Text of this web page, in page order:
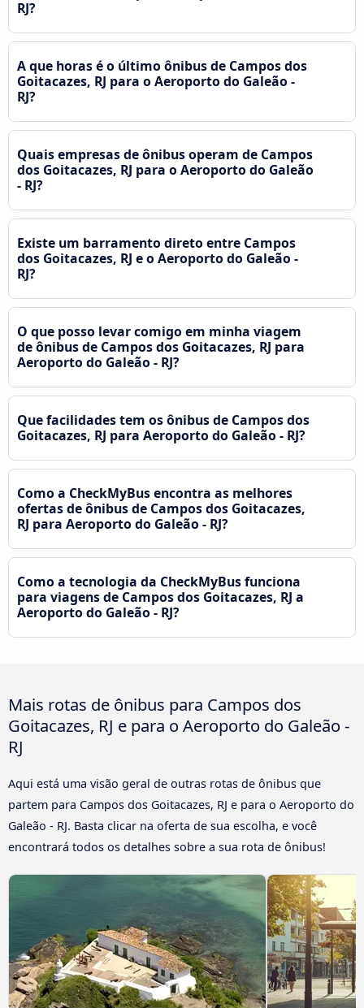
RJ?
A que horas é o último ônibus de Campos dos
Goitacazes, RJ para o Aeroporto do Galeão -
RJ?
Quais empresas de ônibus operam de Campos
dos Goitacazes, RJ para o Aeroporto do Galeão
- RJ?
Existe um barramento direto entre Campos
dos Goitacazes, RJ e o Aeroporto do Galeão -
RJ?
O que posso levar comigo em minha viagem
de ônibus de Campos dos Goitacazes, RJ para
Aeroporto do Galeão - RJ?
Que facilidades tem os ônibus de Campos dos
Goitacazes, RJ para Aeroporto do Galeão - RJ?
Como a CheckMyBus encontra as melhores
ofertas de ônibus de Campos dos Goitacazes,
RJ para Aeroporto do Galeão - RJ?
Como a tecnologia da CheckMyBus funciona
para viagens de Campos dos Goitacazes, RJ a
Aeroporto do Galeão - RJ?
Mais rotas de ônibus para Campos dos
Goitacazes, RJ e para o Aeroporto do Galeão -
RJ
Aqui está uma visão geral de outras rotas de ônibus que
partem para Campos dos Goitacazes, RJ e para o Aeroporto do
Galeão - RJ. Basta clicar na oferta de sua escolha, e você
encontrará todos os detalhes sobre a sua rota de ônibus!